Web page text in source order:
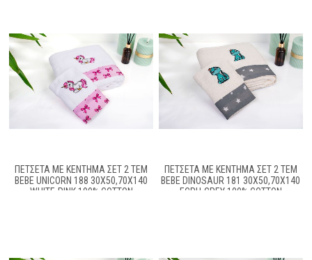
ΠΕΤΣΈΤΑ ΜΕ ΚΈΝΤΗΜΑ ΣΕΤ 2 ΤΕΜ
BEBE UNICORN 188 30X50,70X140
WHITE-PINK 100% COTTON
ΠΕΤΣΈΤΑ ΜΕ ΚΈΝΤΗΜΑ ΣΕΤ 2 ΤΕΜ
BEBE DINOSAUR 181 30X50,70X140
ECRU-GREY 100% COTTON